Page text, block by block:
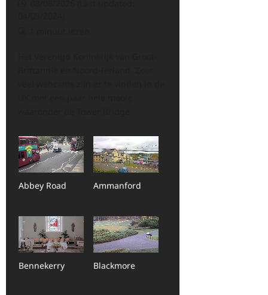
Abbey Road Ammanford
Bennekerry Blackmore